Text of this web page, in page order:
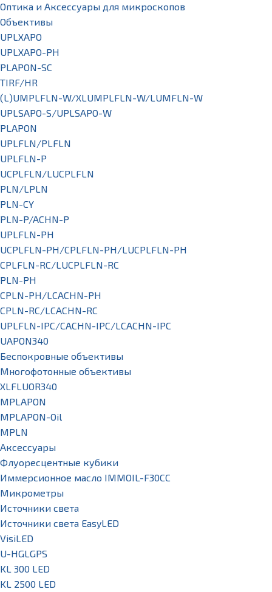
Оптика и Аксессуары для микроскопов
Объективы
UPLXAPO
UPLXAPO-PH
PLAPON-SC
TIRF/HR
(L)UMPLFLN-W/XLUMPLFLN-W/LUMFLN-W
UPLSAPO-S/UPLSAPO-W
PLAPON
UPLFLN/PLFLN
UPLFLN-P
UCPLFLN/LUCPLFLN
PLN/LPLN
PLN-CY
PLN-P/ACHN-P
UPLFLN-PH
UCPLFLN-PH/CPLFLN-PH/LUCPLFLN-PH
CPLFLN-RC/LUCPLFLN-RC
PLN-PH
CPLN-PH/LCACHN-PH
CPLN-RC/LCACHN-RC
UPLFLN-IPC/CACHN-IPC/LCACHN-IPC
UAPON340
Беспокровные объективы
Многофотонные объективы
XLFLUOR340
MPLAPON
MPLAPON-Oil
MPLN
Аксессуары
Флуоресцентные кубики
Иммерсионное масло IMMOIL-F30CC
Микрометры
Источники света
Источники света EasyLED
VisiLED
U-HGLGPS
KL 300 LED
KL 2500 LED